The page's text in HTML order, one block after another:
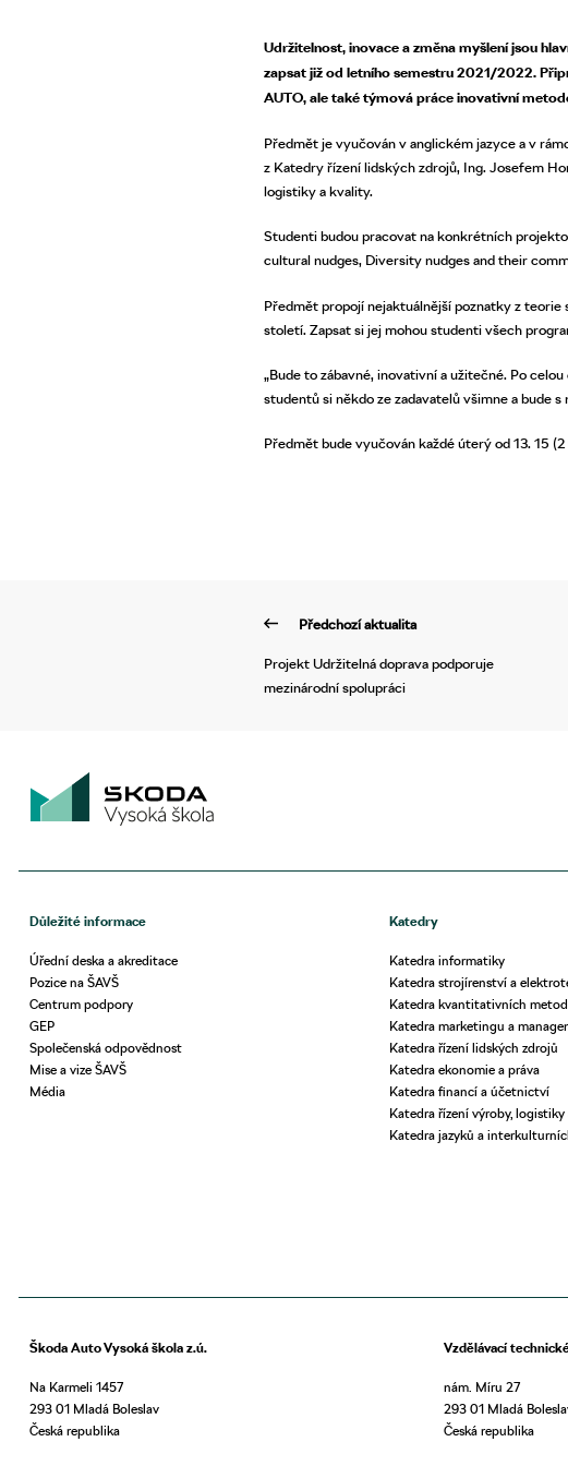
Udržitelnost, inovace a změna myšlení jsou
zapsat již od letního semestru 2021/2022.
AUTO, ale také týmová práce inovativní
Předmět je vyučován v anglickém jazyce a v
z Katedry řízení lidských zdrojů, Ing. Josefem
logistiky a kvality.
Studenti budou pracovat na konkrétních
cultural nudges, Diversity nudges and their
Předmět propojí nejaktuálnější poznatky z
století. Zapsat si jej mohou studenti všech
„Bude to zábavné, inovativní a užitečné. Po
studentů si někdo ze zadavatelů všimne a bude
Předmět bude vyučován každé úterý od 13. 15
Předchozí aktualita
Projekt Udržitelná doprava podporuje
mezinárodní spolupráci
Důležité informace
Úřední deska a akreditace
Pozice na ŠAVŠ
Centrum podpory
GEP
Společenská odpovědnost
Mise a vize ŠAVŠ
Média
Katedry
Katedra informatiky
Katedra strojírenství a
Katedra kvantitativních metod
Katedra marketingu a
Katedra řízení lidských zdrojů
Katedra ekonomie a práva
Katedra financí a účetnictví
Katedra řízení výroby,
Katedra jazyků a
Škoda Auto Vysoká škola z.ú.
Na Karmeli 1457
293 01 Mladá Boleslav
Česká republika
Vzdělávací
nám. Míru 27
293 01 Mladá
Česká republika